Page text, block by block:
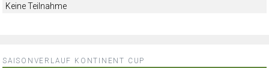
Keine Teilnahme
SAISONVERLAUF KONTINENT CUP